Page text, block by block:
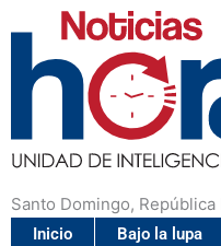
Santo Domingo,
Inicio Bajo la lupa